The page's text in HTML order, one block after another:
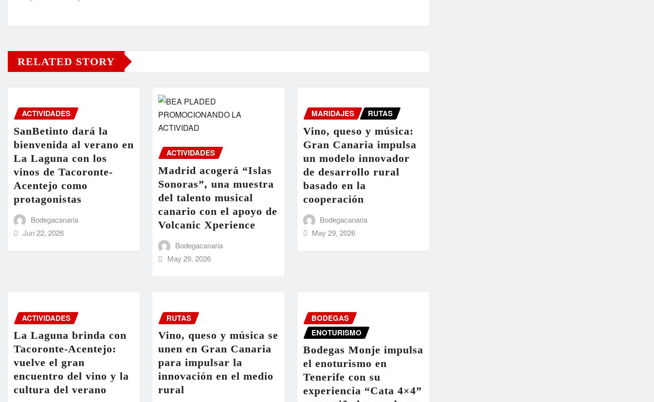
RELATED STORY
ACTIVIDADES
SanBetinto dará la
bienvenida al verano en
La Laguna con los
vinos de Tacoronte-
Acentejo como
protagonistas
Bodegacanaria
Jun 22, 2026
ACTIVIDADES
Madrid acogerá “Islas
Sonoras”, una muestra
del talento musical
canario con el apoyo de
Volcanic Xperience
Bodegacanaria
May 29, 2026
MARIDAJES RUTAS
Vino, queso y música:
Gran Canaria impulsa
un modelo innovador
de desarrollo rural
basado en la
cooperación
Bodegacanaria
May 29, 2026
ACTIVIDADES
La Laguna brinda con
Tacoronte-Acentejo:
vuelve el gran
encuentro del vino y la
cultura del verano
RUTAS
Vino, queso y música se
unen en Gran Canaria
para impulsar la
innovación en el medio
rural
BODEGAS
ENOTURISMO
Bodegas Monje impulsa
el enoturismo en
Tenerife con su
experiencia “Cata 4×4”